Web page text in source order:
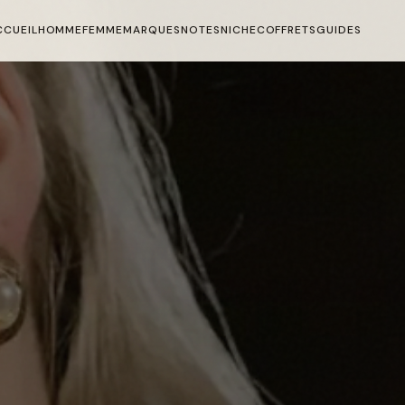
HOMMEFEMMEMARQUESNOTESNICHECOFFRETSGUIDES